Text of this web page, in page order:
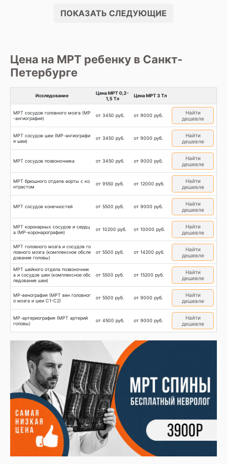
ПОКАЗАТЬ СЛЕДУЮЩИЕ
Цена на МРТ ребенку в Санкт-
Петербурге
Исследование
Цена МРТ 0,2-
1,5 Тл
Цена МРТ 3 Тл
МРТ сосудов головного мозга (МР
-ангиография)
от 3450 руб. от 9000 руб.
Найти
дешевле
МРТ сосудов шеи (МР-ангиографи
я шеи)
от 3450 руб. от 9000 руб.
Найти
дешевле
МРТ сосудов позвоночника от 3450 руб. от 9000 руб.
Найти
дешевле
МРТ брюшного отдела аорты с ко
нтрастом
от 9550 руб. от 12000 руб.
Найти
дешевле
МРТ сосудов конечностей от 5500 руб. от 9000 руб.
Найти
дешевле
МРТ коронарных сосудов и сердц
а (МР-коронарография)
от 10200 руб. от 10000 руб.
Найти
дешевле
МРТ головного мозга и сосудов го
ловного мозга (комплексное обсле
дование головы)
от 5500 руб. от 14200 руб.
Найти
дешевле
МРТ шейного отдела позвоночник
а и сосудов шеи (комплексное обс
ледование шеи)
от 5500 руб. от 15200 руб.
Найти
дешевле
МР-венография (МРТ вен головног
о мозга и шеи С1-С2)
от 5500 руб. от 9000 руб.
Найти
дешевле
МР-артериография (МРТ артерий
головы)
от 4500 руб. от 9000 руб.
Найти
дешевле